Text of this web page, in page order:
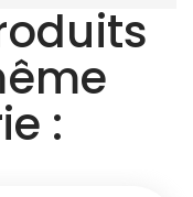
: